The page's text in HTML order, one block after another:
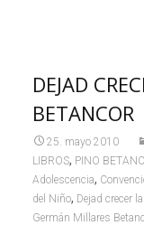
DEJAD
BETANCOR
25. mayo 2010
LIBROS, PINO
Adolescencia,
del Niño, Dejad crecer
Germán Millares